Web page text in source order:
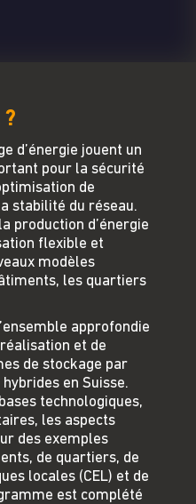
d’énergie jouent un
pour la sécurité
de
stabilité du réseau.
production d’énergie
flexible et
modèles
les quartiers
approfondie
et de
de stockage par
en Suisse.
technologiques,
les aspects
des exemples
de quartiers, de
locales (CEL) et de
est complété